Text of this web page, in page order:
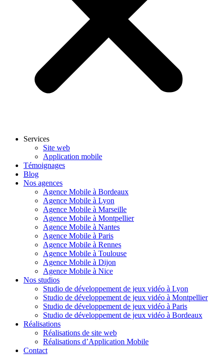
Services
Site web
Application mobile
Témoignages
Blog
Nos agences
Agence Mobile à Bordeaux
Agence Mobile à Lyon
Agence Mobile à Marseille
Agence Mobile à Montpellier
Agence Mobile à Nantes
Agence Mobile à Paris
Agence Mobile à Rennes
Agence Mobile à Toulouse
Agence Mobile à Dijon
Agence Mobile à Nice
Nos studios
Studio de développement de jeux vidéo à Lyon
Studio de développement de jeux vidéo à Montpellier
Studio de développement de jeux vidéo à Paris
Studio de développement de jeux vidéo à Bordeaux
Réalisations
Réalisations de site web
Réalisations d’Application Mobile
Contact